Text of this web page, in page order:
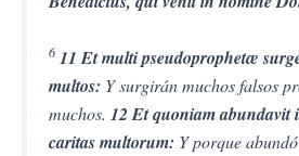
6 11 Et multi pseudoprophetæ
multos: Y surgirán muchos falsos
muchos. 12 Et quoniam abundavit
caritas multorum: Y porque